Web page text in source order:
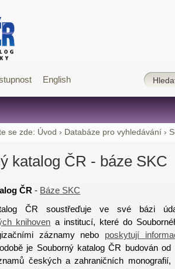
English
se zde: Úvod › Databáze pro vyhledávání ›
katalog ČR - báze SKC
ČR - Báze SKC
ČR soustřeďuje ve své bázi
knihoven a institucí, které do
záznamy nebo poskytují
je Souborný katalog ČR budován
českých a zahraničních monografií,